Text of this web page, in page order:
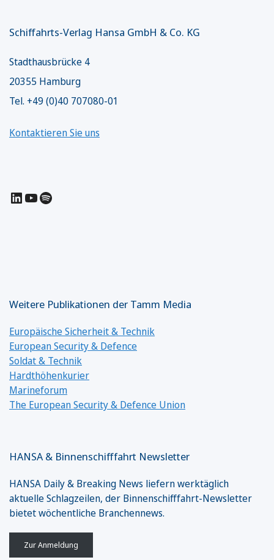
Schiffahrts-Verlag Hansa GmbH & Co. KG
Stadthausbrücke 4
20355 Hamburg
Tel. +49 (0)40 707080-01
Kontaktieren Sie uns
LinkedIn
YouTube
Spotify
Weitere Publikationen der Tamm Media
Europäische Sicherheit & Technik
European Security & Defence
Soldat & Technik
Hardthöhenkurier
Marineforum
The European Security & Defence Union
HANSA & Binnenschifffahrt Newsletter
HANSA Daily & Breaking News liefern werktäglich
aktuelle Schlagzeilen, der Binnenschifffahrt-Newsletter
bietet wöchentliche Branchennews.
Zur Anmeldung